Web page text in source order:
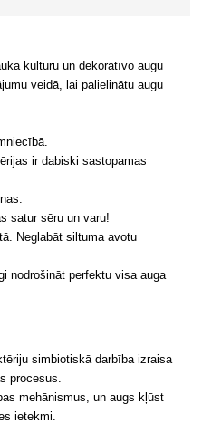
kultūru un dekoratīvo augu
veidā, lai palielinātu augu
ir dabiski sastopamas
satur sēru un varu!
Neglabāt siltuma avotu
nodrošināt perfektu visa auga
simbiotiskā darbība izraisa
procesus.
mehānismus, un augs kļūst
ietekmi.